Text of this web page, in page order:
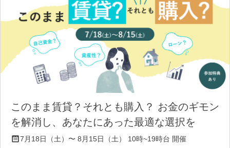
このまま賃貸？それとも購入？ お金のギモン
を解消し、あなたにあった最適な選択を
7月18日（土）〜 8月15日（土） 10時~19時台 開催